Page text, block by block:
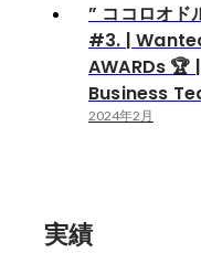
” ココロオド
#3. |
AWARDs
Business
2024年2月
実績